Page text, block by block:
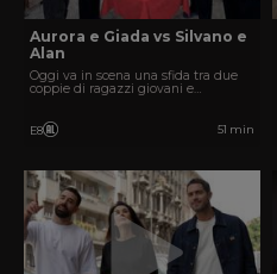
Aurora e Giada vs Silvano e
Alan
Oggi va in scena una sfida tra due
coppie di ragazzi giovani e
E8 51 min